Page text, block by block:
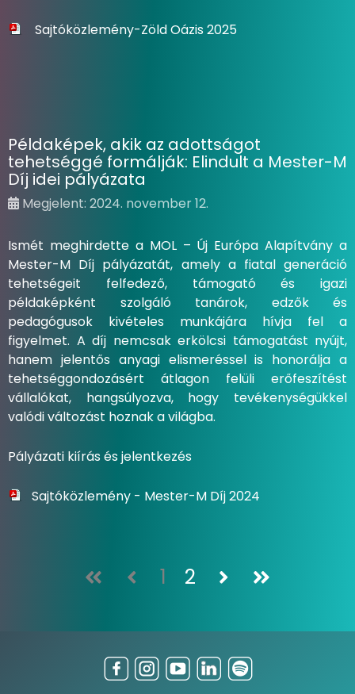
Sajtóközlemény-Zöld Oázis 2025
Példaképek, akik az adottságot
tehetséggé formálják: Elindult a Mester-M
Díj idei pályázata
Megjelent: 2024. november 12.
Ismét meghirdette a MOL – Új Európa Alapítvány a
Mester-M Díj pályázatát, amely a fiatal generáció
tehetségeit felfedező, támogató és igazi
példaképként szolgáló tanárok, edzők és
pedagógusok kivételes munkájára hívja fel a
figyelmet. A díj nemcsak erkölcsi támogatást nyújt,
hanem jelentős anyagi elismeréssel is honorálja a
tehetséggondozásért átlagon felüli erőfeszítést
vállalókat, hangsúlyozva, hogy tevékenységükkel
valódi változást hoznak a világba.
Pályázati kiírás és jelentkezés
Sajtóközlemény - Mester-M Díj 2024
1 2